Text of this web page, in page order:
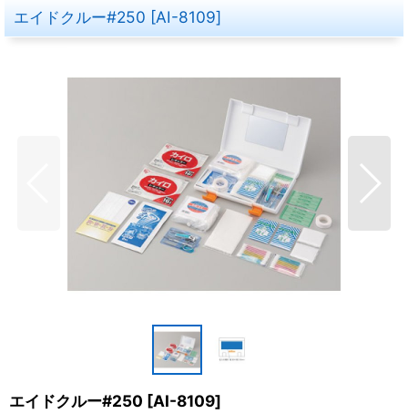
エイドクルー#250 [AI-8109]
エイドクルー#250 [AI-8109]